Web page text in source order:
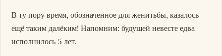
В ту пору время, обозначенное для женитьбы, казалось
ещё таким далёким! Напомним: будущей невесте едва
исполнилось 5 лет.